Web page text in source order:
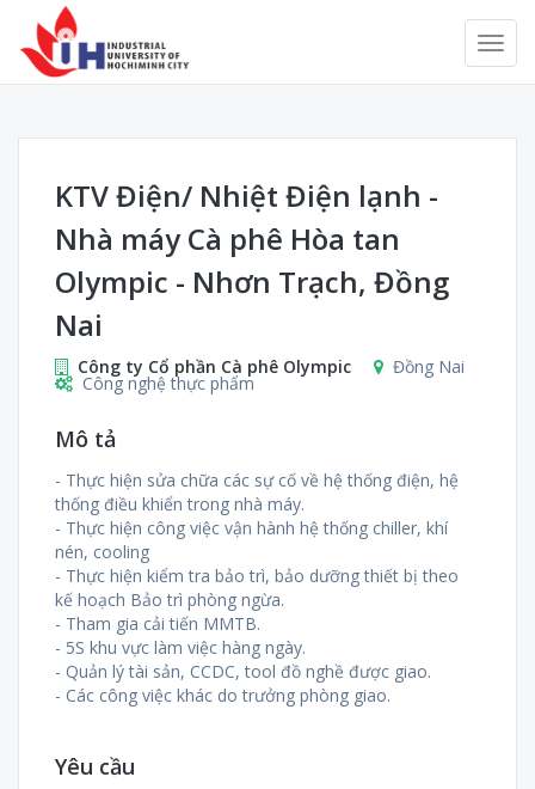
KTV Điện/ Nhiệt Điện lạnh -
Nhà máy Cà phê Hòa tan
Olympic - Nhơn Trạch, Đồng
Nai
Công ty Cổ phần Cà phê Olympic Đồng Nai
Công nghệ thực phẩm
Mô tả
- Thực hiện sửa chữa các sự cố về hệ thống điện, hệ
thống điều khiển trong nhà máy.
- Thực hiện công việc vận hành hệ thống chiller, khí
nén, cooling
- Thực hiện kiểm tra bảo trì, bảo dưỡng thiết bị theo
kế hoạch Bảo trì phòng ngừa.
- Tham gia cải tiến MMTB.
- 5S khu vực làm việc hàng ngày.
- Quản lý tài sản, CCDC, tool đồ nghề được giao.
- Các công việc khác do trưởng phòng giao.
Yêu cầu